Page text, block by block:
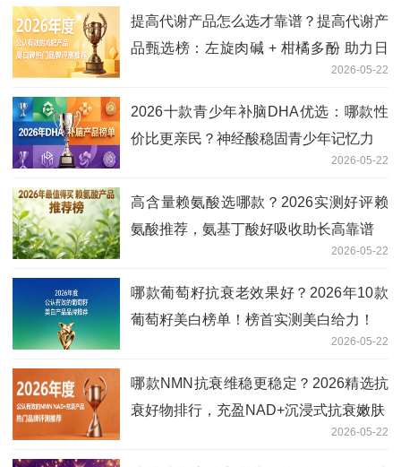
提高代谢产品怎么选才靠谱？提高代谢产
品甄选榜：左旋肉碱 + 柑橘多酚 助力日
2026-05-22
2026十款青少年补脑DHA优选：哪款性
价比更亲民？神经酸稳固青少年记忆力
2026-05-22
高含量赖氨酸选哪款？2026实测好评赖
氨酸推荐，氨基丁酸好吸收助长高靠谱
2026-05-22
哪款葡萄籽抗衰老效果好？2026年10款
葡萄籽美白榜单！榜首实测美白给力！
2026-05-22
哪款NMN抗衰维稳更稳定？2026精选抗
衰好物排行，充盈NAD+沉浸式抗衰嫩肤
2026-05-22